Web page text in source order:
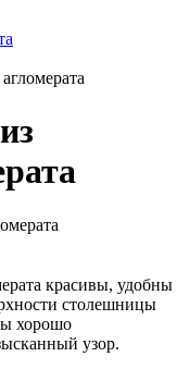
красивы, удобны
столешницы
хорошо
узор.